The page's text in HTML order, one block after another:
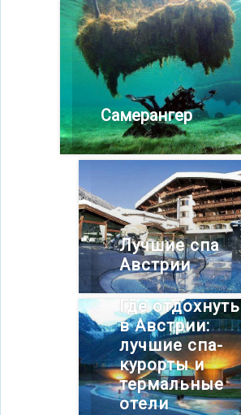
Самерангер
Лучшие спа
Австрии
Где отдохнуть
в Австрии:
лучшие спа-
курорты и
термальные
отели